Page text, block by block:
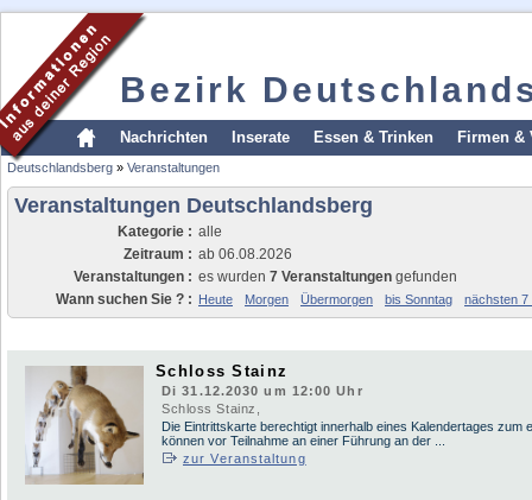
Bezirk
Nachrichten Inserate Essen & Trinken Firmen &
Deutschlandsberg » Veranstaltungen
Veranstaltungen Deutschlandsberg
Kategorie : alle
Zeitraum : ab 06.08.2026
Veranstaltungen : es wurden 7 Veranstaltungen gefunden
Wann suchen Sie ? : Heute Morgen Übermorgen bis Sonntag nächsten 7
Schloss Stainz
Di 31.12.2030 um 12:00 Uhr
Schloss Stainz,
Die Eintrittskarte berechtigt innerhalb eines Kalendertages
können vor Teilnahme an einer Führung an der ...
zur Veranstaltung